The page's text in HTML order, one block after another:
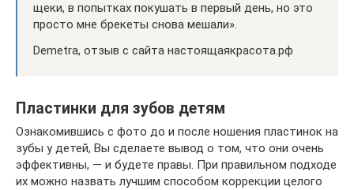
щеки, в попытках покушать в первый день, но это
просто мне брекеты снова мешали».
Demetra, отзыв с сайта настоящаякрасота.рф
Пластинки для зубов детям
Ознакомившись с фото до и после ношения пластинок на
зубы у детей, Вы сделаете вывод о том, что они очень
эффективны, — и будете правы. При правильном подходе
их можно назвать лучшим способом коррекции целого